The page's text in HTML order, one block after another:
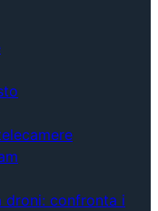
droni: confronta i